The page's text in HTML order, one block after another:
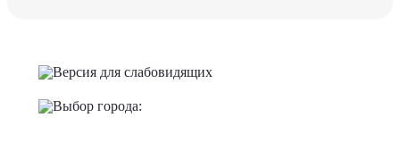
Версия для слабовидящих
Выбор города: